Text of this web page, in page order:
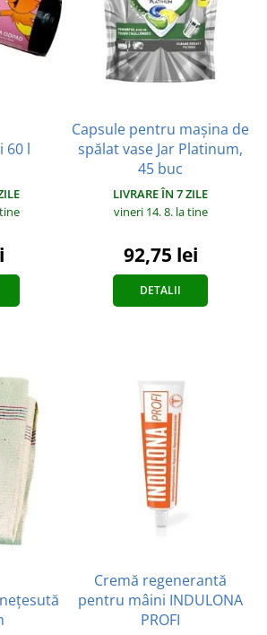
60 l
Capsule pentru mașina de
spălat vase Jar Platinum,
45 buc
LIVRARE ÎN 7 ZILE
vineri 14. 8. la tine
92,75 lei
DETALII
Cremă regenerantă
pentru mâini INDULONA
PROFI